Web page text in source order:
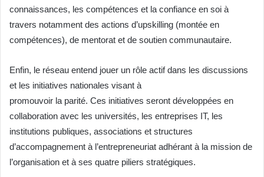
connaissances, les compétences et la confiance en soi à
travers notamment des actions d’upskilling (montée en
compétences), de mentorat et de soutien communautaire.
Enfin, le réseau entend jouer un rôle actif dans les discussions
et les initiatives nationales visant à
promouvoir la parité. Ces initiatives seront développées en
collaboration avec les universités, les entreprises IT, les
institutions publiques, associations et structures
d’accompagnement à l’entrepreneuriat adhérant à la mission de
l’organisation et à ses quatre piliers stratégiques.